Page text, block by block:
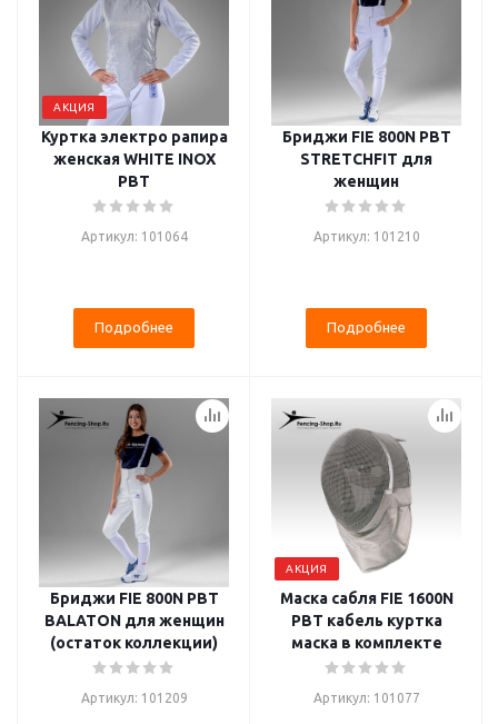
АКЦИЯ
Куртка электро рапира
женская WHITE INOX
PBT
Артикул: 101064
Подробнее
Бриджи FIE 800N PBT
STRETCHFIT для
женщин
Артикул: 101210
Подробнее
Бриджи FIE 800N PBT
BALATON для женщин
(остаток коллекции)
Артикул: 101209
АКЦИЯ
Маска сабля FIE 1600N
PBT кабель куртка
маска в комплекте
Артикул: 101077